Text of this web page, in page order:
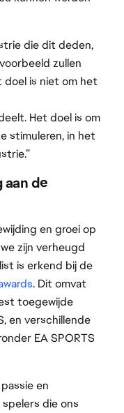
die dit deden,
zullen
doel is niet om het
Het doel is om
stimuleren, in het
aan de
en groei op
zijn verheugd
is erkend bij de
. Dit omvat
toegewijde
en verschillende
EA SPORTS
en
die ons